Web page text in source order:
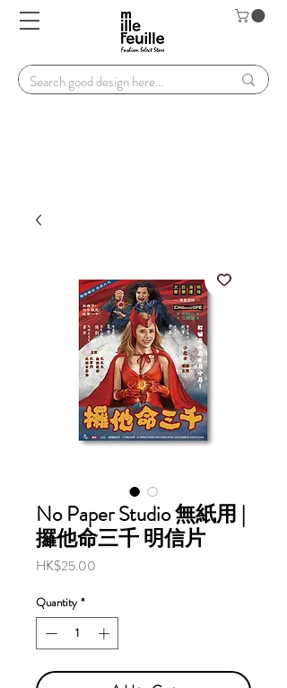
No Paper Studio 無紙用 |
攞他命三千 明信片
HK$25.00
Quantity *